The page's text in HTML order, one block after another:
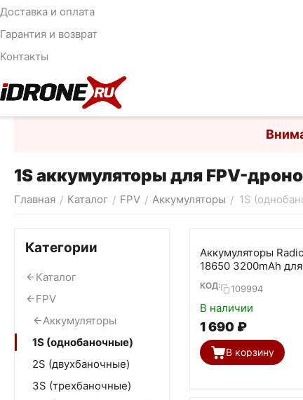
Доставка и оплата
Гарантия и возврат
Контакты
1S аккумуляторы для FPV-
Главная / Каталог / FPV / Аккумуляторы / 1S
Категории
Каталог
FPV
Аккумуляторы
1S (однобаночные)
2S (двухбаночные)
3S (трехбаночные)
Аккумуляторы
18650 3200mAh
TX12, Boxer, Pocket
шт.)
КОД: 109994
В наличии
1 690 ₽
В корзину